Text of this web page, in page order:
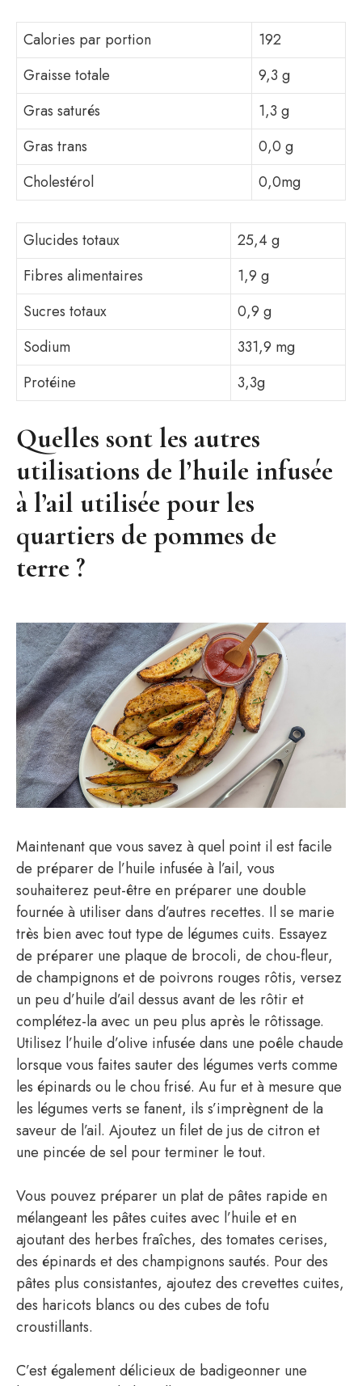
Calories par portion
192
Graisse totale
9,3 g
Gras saturés
1,3 g
Gras trans
0,0 g
Cholestérol
0,0mg
Glucides totaux
25,4 g
Fibres alimentaires
1,9 g
Sucres totaux
0,9 g
Sodium
331,9 mg
Protéine
3,3g
Quelles sont les autres
utilisations de l’huile infusée
à l’ail utilisée pour les
quartiers de pommes de
terre ?
Maintenant que vous savez à quel point il est facile
de préparer de l’huile infusée à l’ail, vous
souhaiterez peut-être en préparer une double
fournée à utiliser dans d’autres recettes. Il se marie
très bien avec tout type de légumes cuits. Essayez
de préparer une plaque de brocoli, de chou-fleur,
de champignons et de poivrons rouges rôtis, versez
un peu d’huile d’ail dessus avant de les rôtir et
complétez-la avec un peu plus après le rôtissage.
Utilisez l’huile d’olive infusée dans une poêle chaude
lorsque vous faites sauter des légumes verts comme
les épinards ou le chou frisé. Au fur et à mesure que
les légumes verts se fanent, ils s’imprègnent de la
saveur de l’ail. Ajoutez un filet de jus de citron et
une pincée de sel pour terminer le tout.
Vous pouvez préparer un plat de pâtes rapide en
mélangeant les pâtes cuites avec l’huile et en
ajoutant des herbes fraîches, des tomates cerises,
des épinards et des champignons sautés. Pour des
pâtes plus consistantes, ajoutez des crevettes cuites,
des haricots blancs ou des cubes de tofu
croustillants.
C’est également délicieux de badigeonner une